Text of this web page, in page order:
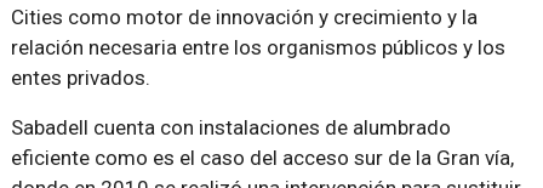
Cities como motor de innovación y crecimiento y la
relación necesaria entre los organismos públicos y los
entes privados.
Sabadell cuenta con instalaciones de alumbrado
eficiente como es el caso del acceso sur de la Gran vía,